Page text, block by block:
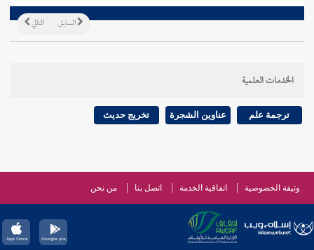
التالي السابق
الخدمات العلمية
ترجمة علم عناوين الشجرة تخريج حديث
وثيقة الخصوصية اتفاقية الخدمة اتصل بنا من نحن